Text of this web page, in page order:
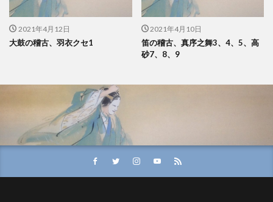
2021年4月12日
大鼓の稽古、羽衣クセ1
2021年4月10日
笛の稽古、真序之舞3、4、5、高
砂7、8、9